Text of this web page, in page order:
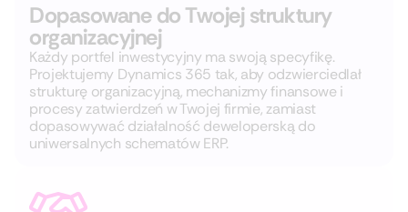
Dopasowane do Twojej struktury
organizacyjnej
Każdy portfel inwestycyjny ma swoją specyfikę.
Projektujemy Dynamics 365 tak, aby odzwierciedlał
strukturę organizacyjną, mechanizmy finansowe i
procesy zatwierdzeń w Twojej firmie, zamiast
dopasowywać działalność deweloperską do
uniwersalnych schematów ERP.